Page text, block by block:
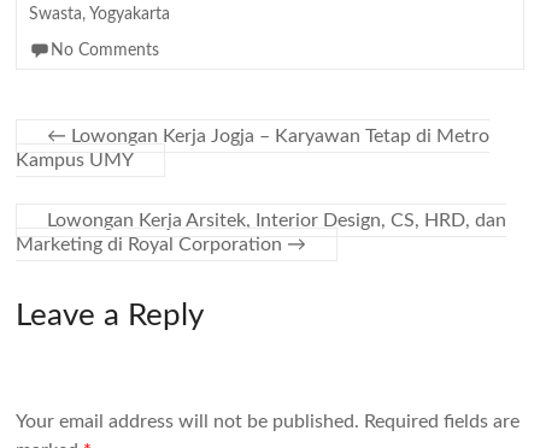
Swasta, Yogyakarta
No Comments
← Lowongan Kerja Jogja – Karyawan Tetap di Metro
Kampus UMY
Lowongan Kerja Arsitek, Interior Design, CS, HRD, dan
Marketing di Royal Corporation →
Leave a Reply
Your email address will not be published. Required fields are